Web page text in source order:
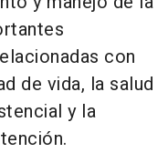
con
de vida, la salud
y la